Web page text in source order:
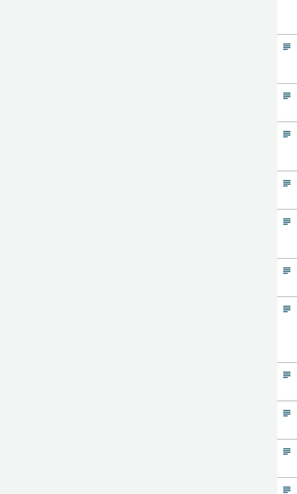
subject
subject
subject
subject
subject
subject
subject
subject
subject
subject
subject